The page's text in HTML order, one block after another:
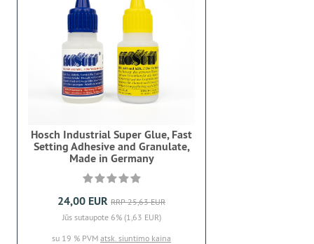
Hosch Industrial Super Glue, Fast
Setting Adhesive and Granulate,
Made in Germany
24,00 EUR RRP 25,63 EUR
Jūs sutaupote 6% (1,63 EUR)
su 19 % PVM atsk. siuntimo kaina